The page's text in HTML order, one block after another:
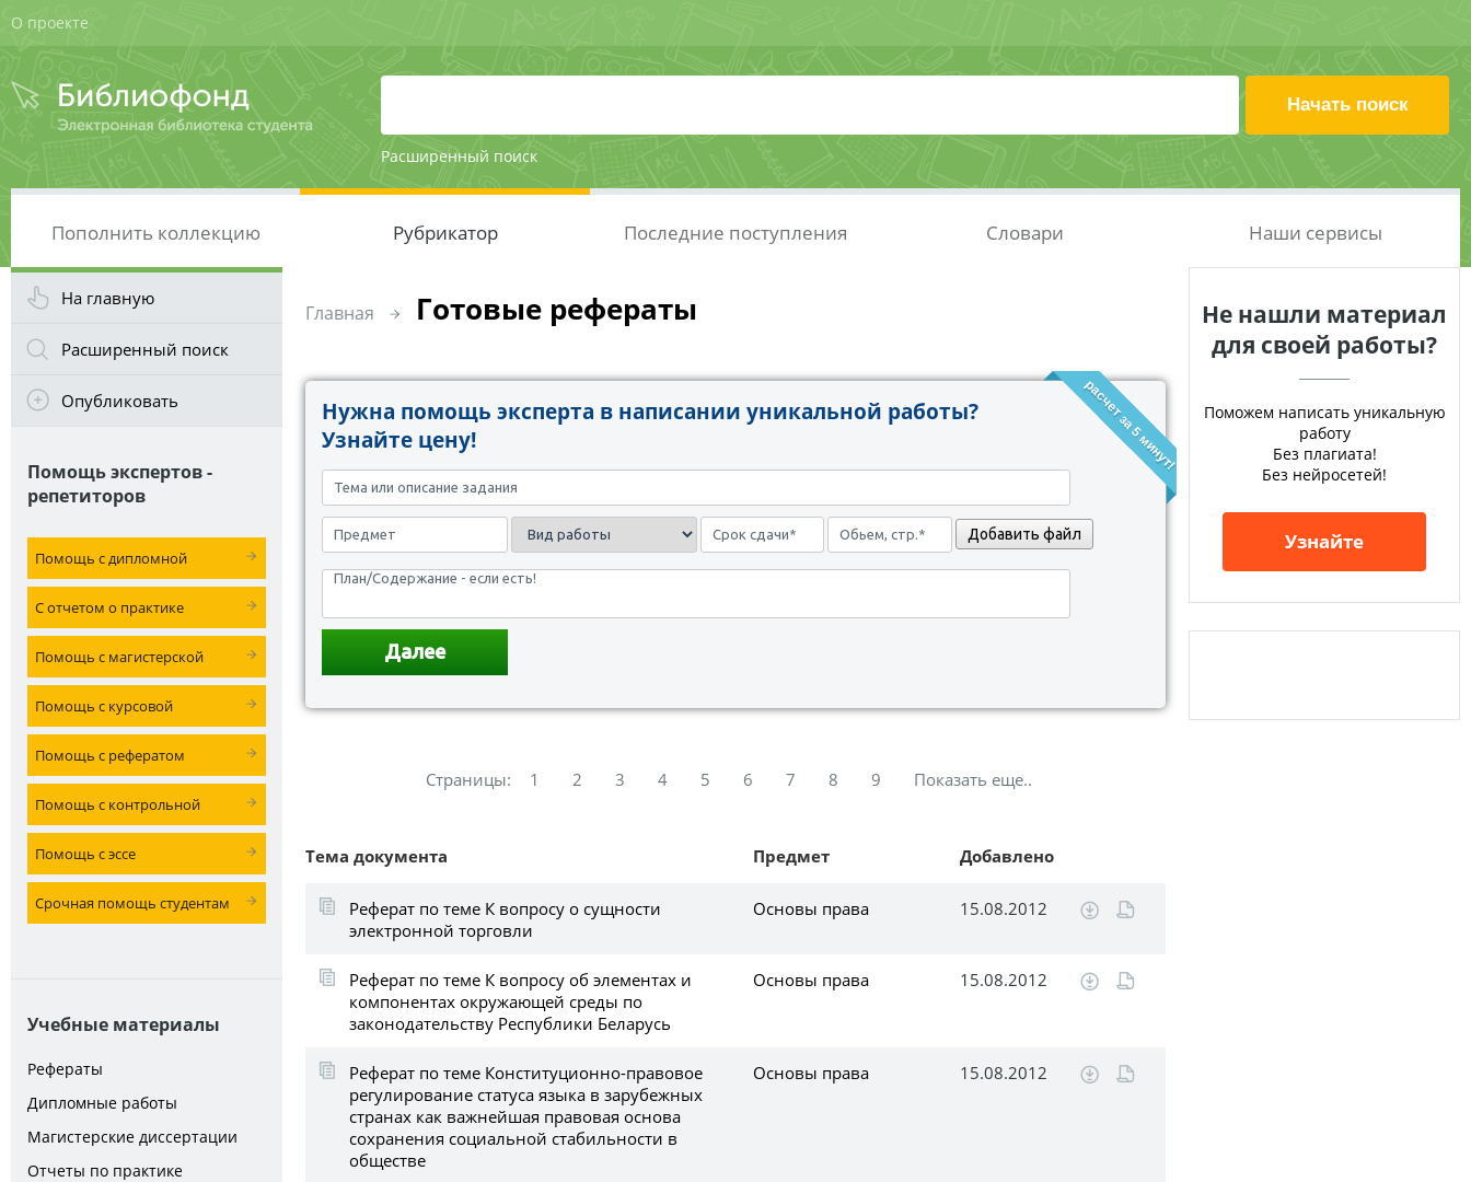
О проекте
Расширенный поиск
Пополнить коллекцию Рубрикатор Последние поступления Словари Наши сервисы
На главную
Расширенный поиск
Опубликовать
Помощь экспертов -
репетиторов
Помощь с дипломной
С отчетом о практике
Помощь с магистерской
Помощь с курсовой
Помощь с рефератом
Помощь с контрольной
Помощь с эссе
Срочная помощь студентам
Учебные материалы
Рефераты
Дипломные работы
Магистерские диссертации
Отчеты по практике
Главная Готовые рефераты
расчет за 5 минут!
Нужна помощь эксперта в написании уникальной работы?
Узнайте цену!
Добавить файл
Страницы: 1 2 3 4 5 6 7 8 9 Показать еще..
Тема документа Предмет Добавлено
Реферат по теме К вопросу о сущности
электронной торговли
Основы права 15.08.2012
Реферат по теме К вопросу об элементах и
компонентах окружающей среды по
законодательству Республики Беларусь
Основы права 15.08.2012
Реферат по теме Конституционно-правовое
регулирование статуса языка в зарубежных
странах как важнейшая правовая основа
сохранения социальной стабильности в
обществе
Основы права 15.08.2012
Не нашли материал
для своей работы?
Поможем написать уникальную
работу
Без плагиата!
Без нейросетей!
Узнайте